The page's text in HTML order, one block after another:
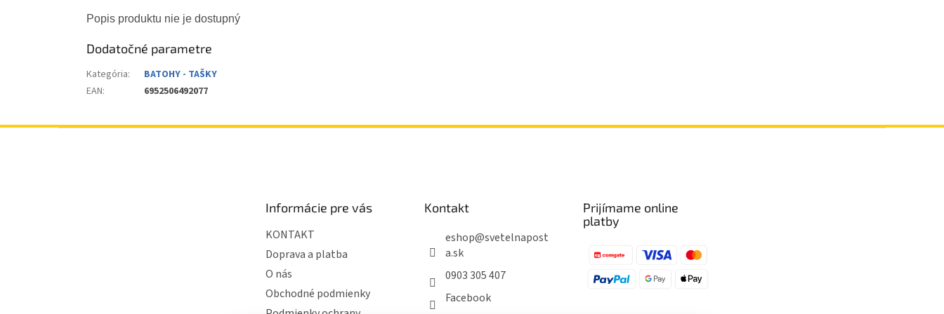
Popis produktu nie je dostupný
Dodatočné parametre
Kategória:
BATOHY - TAŠKY
EAN: 6952506492077
Informácie pre vás
KONTAKT
Doprava a platba
O nás
Obchodné podmienky
Kontakt
eshop@svetelnapost
a.sk
0903 305 407
Facebook
Prijímame online
platby